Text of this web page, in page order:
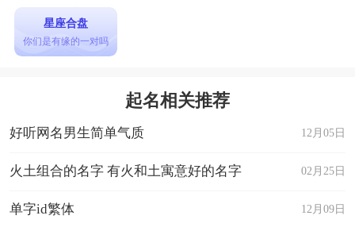
星座合盘
你们是有缘的一对吗
起名相关推荐
12月05日
好听网名男生简单气质
02月25日
火土组合的名字 有火和土寓意好的名字
12月09日
单字id繁体